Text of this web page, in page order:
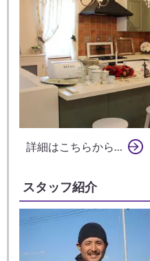
詳細はこちらから…
スタッフ紹介